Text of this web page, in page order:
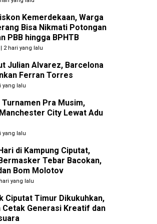
Kemerdekaan, Warga
Bisa Nikmati Potongan
PBB hingga BPHTB
| 2 hari yang lalu
Julian Alvarez, Barcelona
Ferran Torres
yang lalu
Turnamen Pra Musim,
City Lewat Adu
yang lalu
di Kampung Ciputat,
Tebar Bacokan,
Bom Molotov
yang lalu
Ciputat Timur Dikukuhkan,
Cetak Generasi Kreatif dan